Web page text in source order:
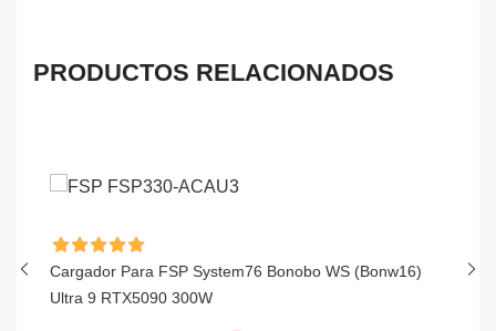
PRODUCTOS RELACIONADOS
Cargador Para FSP System76 Bonobo WS (bonw16)
Ultra 9 RTX5090 300W